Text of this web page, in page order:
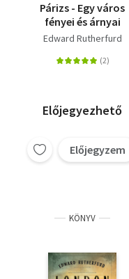
Párizs - Egy város
fényei és árnyai
Edward Rutherfurd
Előjegyezhető
Előjegyzem
KÖNYV